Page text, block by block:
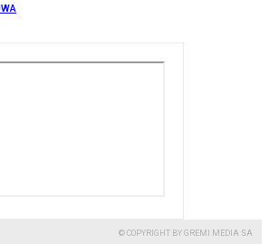
© COPYRIGHT BY GREMI MEDIA SA